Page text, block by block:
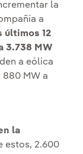
la
a
últimos 12
3.738 MW
a eólica
880 MW a
la
estos, 2.600